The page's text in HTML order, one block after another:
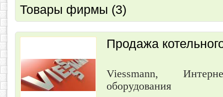
Товары фирмы (3)
Продажа
Viessmann,
оборудования